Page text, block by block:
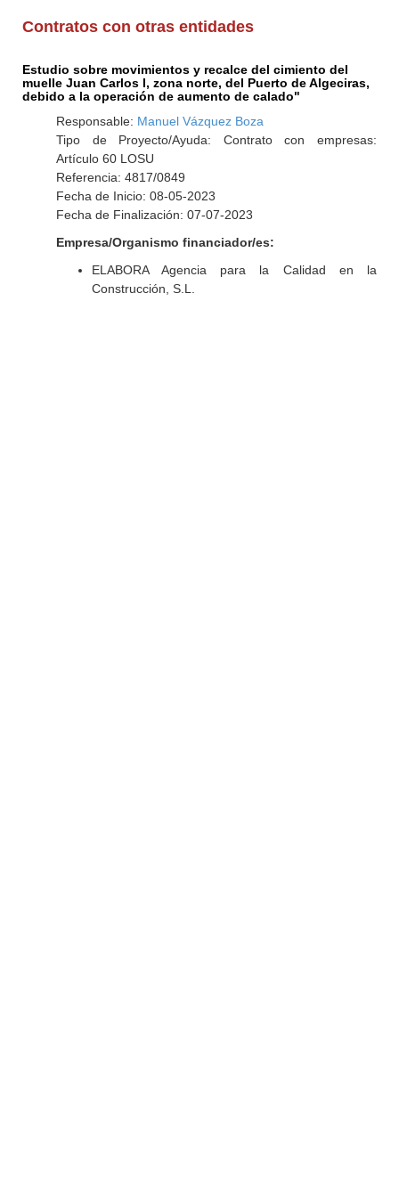
Contratos con otras entidades
Estudio sobre movimientos y recalce del cimiento del
muelle Juan Carlos I, zona norte, del Puerto de Algeciras,
debido a la operación de aumento de calado"
Responsable: Manuel Vázquez Boza
Tipo de Proyecto/Ayuda: Contrato con empresas:
Artículo 60 LOSU
Referencia: 4817/0849
Fecha de Inicio: 08-05-2023
Fecha de Finalización: 07-07-2023
Empresa/Organismo financiador/es:
ELABORA Agencia para la Calidad en la
Construcción, S.L.